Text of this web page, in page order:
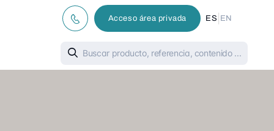
Acceso área privada ES EN